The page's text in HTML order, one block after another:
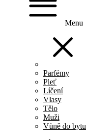
Menu
Parfémy
Pleť
Líčení
Vlasy
Tělo
Muži
Vůně do bytu